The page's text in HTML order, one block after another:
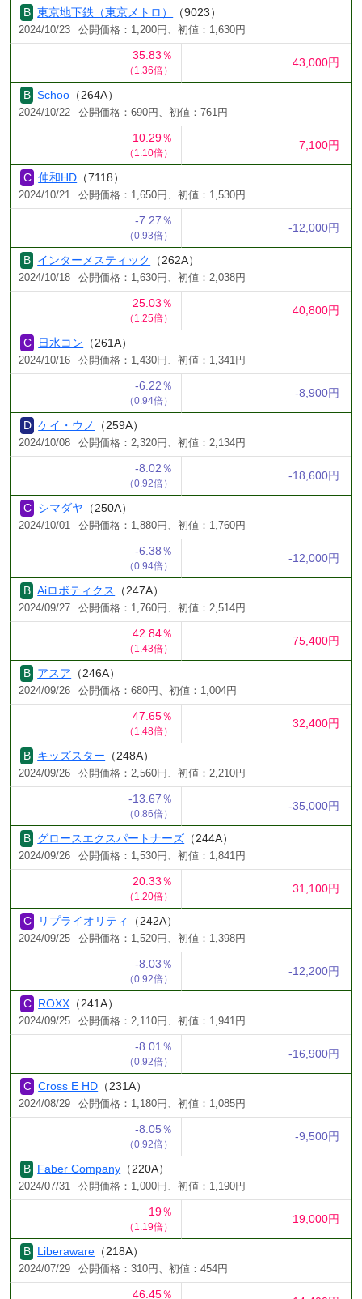
東京地下鉄（東京メトロ） （9023）
2024/10/23 公開価格：1,200円、初値：1,630円
35.83％
（1.36倍）
43,000円
Schoo （264A）
2024/10/22 公開価格：690円、初値：761円
10.29％
（1.10倍）
7,100円
伸和HD （7118）
2024/10/21 公開価格：1,650円、初値：1,530円
-7.27％
（0.93倍）
-12,000円
インターメスティック （262A）
2024/10/18 公開価格：1,630円、初値：2,038円
25.03％
（1.25倍）
40,800円
日水コン （261A）
2024/10/16 公開価格：1,430円、初値：1,341円
-6.22％
（0.94倍）
-8,900円
ケイ・ウノ （259A）
2024/10/08 公開価格：2,320円、初値：2,134円
-8.02％
（0.92倍）
-18,600円
シマダヤ （250A）
2024/10/01 公開価格：1,880円、初値：1,760円
-6.38％
（0.94倍）
-12,000円
Aiロボティクス （247A）
2024/09/27 公開価格：1,760円、初値：2,514円
42.84％
（1.43倍）
75,400円
アスア （246A）
2024/09/26 公開価格：680円、初値：1,004円
47.65％
（1.48倍）
32,400円
キッズスター （248A）
2024/09/26 公開価格：2,560円、初値：2,210円
-13.67％
（0.86倍）
-35,000円
グロースエクスパートナーズ （244A）
2024/09/26 公開価格：1,530円、初値：1,841円
20.33％
（1.20倍）
31,100円
リプライオリティ （242A）
2024/09/25 公開価格：1,520円、初値：1,398円
-8.03％
（0.92倍）
-12,200円
ROXX （241A）
2024/09/25 公開価格：2,110円、初値：1,941円
-8.01％
（0.92倍）
-16,900円
Cross E HD （231A）
2024/08/29 公開価格：1,180円、初値：1,085円
-8.05％
（0.92倍）
-9,500円
Faber Company （220A）
2024/07/31 公開価格：1,000円、初値：1,190円
19％
（1.19倍）
19,000円
Liberaware （218A）
2024/07/29 公開価格：310円、初値：454円
46.45％